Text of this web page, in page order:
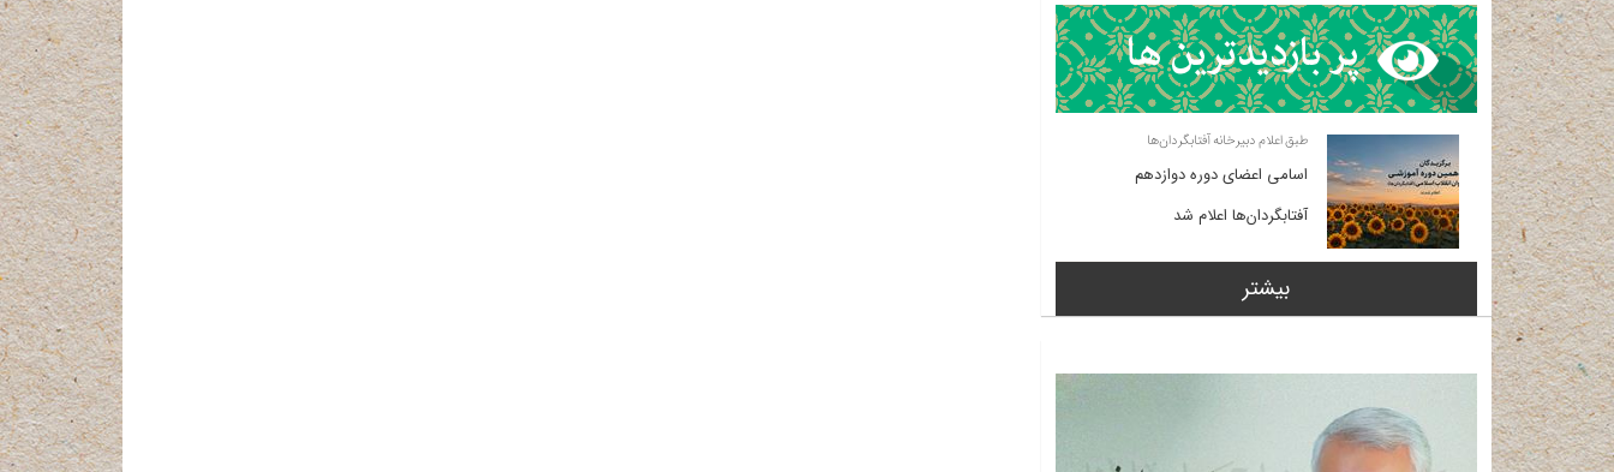
طبق اعلام دبیرخانه آفتابگردان‌ها
اسامی اعضای دوره دوازدهم
آفتابگردان‌ها اعلام شد
بیشتر